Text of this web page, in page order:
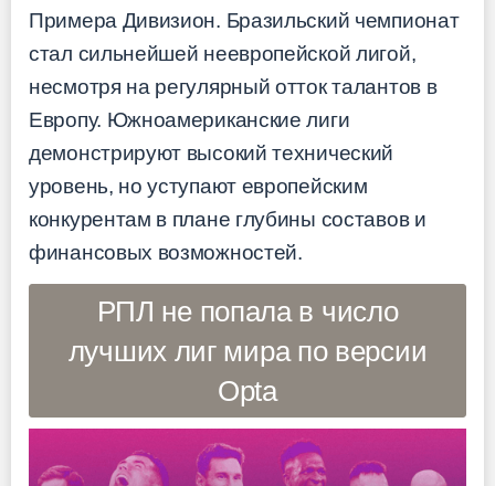
Примера Дивизион. Бразильский чемпионат
стал сильнейшей неевропейской лигой,
несмотря на регулярный отток талантов в
Европу. Южноамериканские лиги
демонстрируют высокий технический
уровень, но уступают европейским
конкурентам в плане глубины составов и
финансовых возможностей.
РПЛ не попала в число
лучших лиг мира по версии
Opta